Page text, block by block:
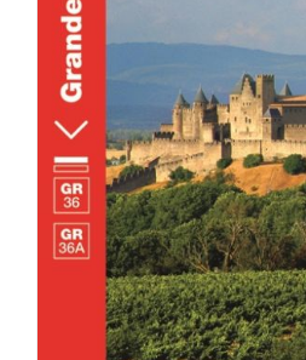
ACHETER LE PRODUIT